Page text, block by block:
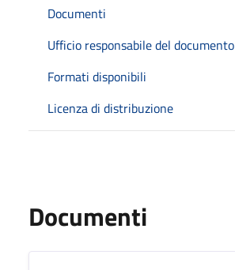
Documenti
Ufficio responsabile del documento
Formati disponibili
Licenza di distribuzione
Documenti